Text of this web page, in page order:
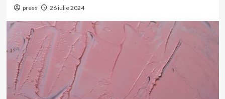
press 26 iulie 2024